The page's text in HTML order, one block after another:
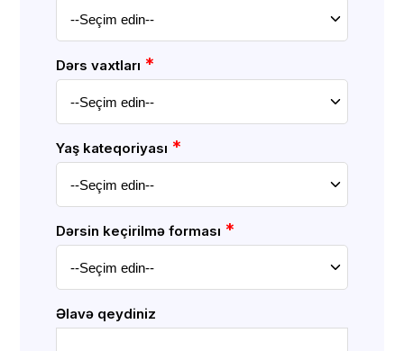
Dərs vaxtları *
Yaş kateqoriyası *
Dərsin keçirilmə forması *
Əlavə qeydiniz